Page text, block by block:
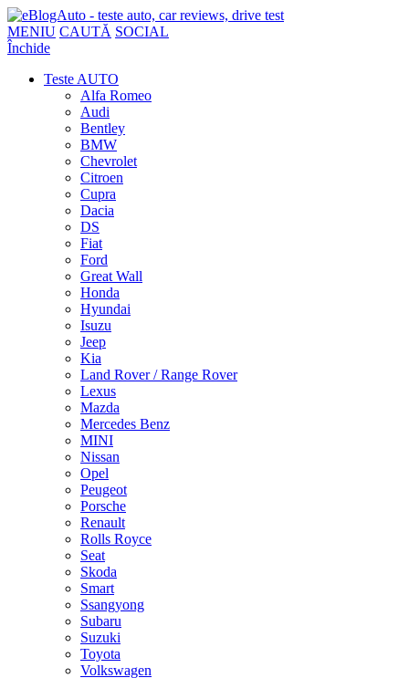
MENIU CAUTĂ SOCIAL
Închide
Teste AUTO
Alfa Romeo
Audi
Bentley
BMW
Chevrolet
Citroen
Cupra
Dacia
DS
Fiat
Ford
Great Wall
Honda
Hyundai
Isuzu
Jeep
Kia
Land Rover / Range Rover
Lexus
Mazda
Mercedes Benz
MINI
Nissan
Opel
Peugeot
Porsche
Renault
Rolls Royce
Seat
Skoda
Smart
Ssangyong
Subaru
Suzuki
Toyota
Volkswagen